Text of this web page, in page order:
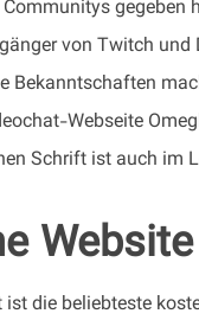
gegeben
von Twitch
Bekanntschaften
Webseite
Schrift ist auch im
ist die beliebteste